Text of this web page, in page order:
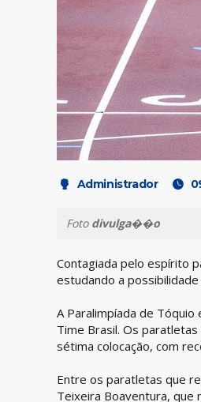
Administrador
Foto divulga��o
Contagiada pelo espírito
estudando a
A Paralimpíada de
Time Brasil. Os
sétima colocação, com
Entre os paratletas que
Teixeira Boaventura, que